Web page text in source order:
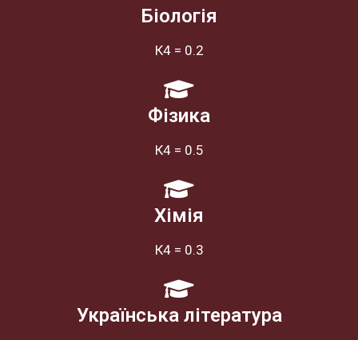
Біологія
К4 = 0.2
Фізика
К4 = 0.5
Хімія
К4 = 0.3
Українська література